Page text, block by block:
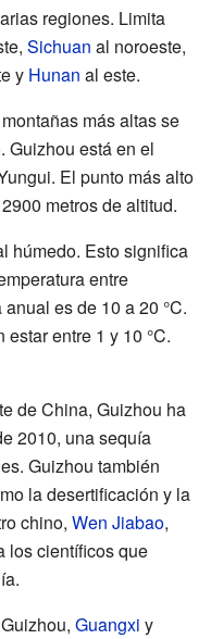
regiones. Limita
Sichuan al noroeste,
y Hunan al este.
más altas se
Guizhou está en el
El punto más alto
metros de altitud.
húmedo. Esto significa
entre
es de 10 a 20 °C.
entre 1 y 10 °C.
de China, Guizhou ha
2010, una sequía
Guizhou también
la desertificación y la
chino, Wen Jiabao,
los científicos que
Guangxi y